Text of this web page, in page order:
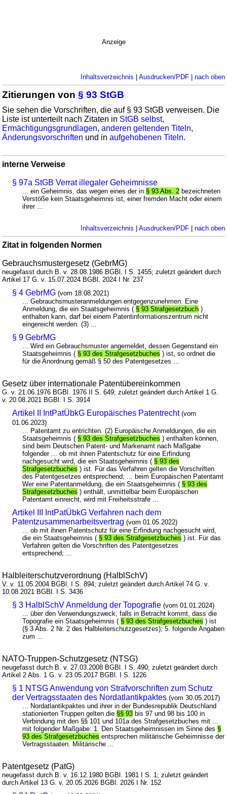
Anzeige
Inhaltsverzeichnis | Ausdrucken/PDF| nach oben
Zitierungen von§ 93 StGB
Sie sehen die Vorschriften, die auf § 93 StGB verweisen. Die
Liste ist unterteilt nach Zitaten in StGB selbst,
Ermächtigungsgrundlagen,anderen geltenden Titeln,
Änderungsvorschriften und inaufgehobenen Titeln.
interne Verweise
§ 97a StGB Verrat illegaler Geheimnisse
... ein Geheimnis, das wegen eines der in § 93 Abs. 2 bezeichneten
Verstöße kein Staatsgeheimnis ist, einer fremden Macht oder einem
ihrer ...
Inhaltsverzeichnis | Ausdrucken/PDF| nach oben
Zitat in folgenden Normen
Gebrauchsmustergesetz (GebrMG)
neugefasst durch B. v. 28.08.1986 BGBl. I S. 1455; zuletzt geändert durch
Artikel 17 G. v. 15.07.2024 BGBl. 2024 I Nr. 237
§ 4 GebrMG (vom 18.08.2021)
... Gebrauchsmusteranmeldungen entgegenzunehmen. Eine
Anmeldung, die ein Staatsgeheimnis ( § 93 Strafgesetzbuch )
enthalten kann, darf bei einem Patentinformationszentrum nicht
eingereicht werden. (3) ...
§ 9 GebrMG
... Wird ein Gebrauchsmuster angemeldet, dessen Gegenstand ein
Staatsgeheimnis ( § 93 des Strafgesetzbuches ) ist, so ordnet die
für die Anordnung gemäß § 50 des Patentgesetzes ...
Gesetz über internationale Patentübereinkommen
G. v. 21.06.1976 BGBl. 1976 II S. 649; zuletzt geändert durch Artikel 1 G.
v. 20.08.2021 BGBl. I S. 3914
Artikel II IntPatÜbkG Europäisches Patentrecht (vom
01.06.2023)
... Patentamt zu entrichten. (2) Europäische Anmeldungen, die ein
Staatsgeheimnis ( § 93 des Strafgesetzbuches ) enthalten können,
sind beim Deutschen Patent- und Markenamt nach Maßgabe
folgender ... ob mit ihnen Patentschutz für eine Erfindung
nachgesucht wird, die ein Staatsgeheimnis ( § 93 des
Strafgesetzbuches ) ist. Für das Verfahren gelten die Vorschriften
des Patentgesetzes entsprechend; ... beim Europäischen Patentamt
Wer eine Patentanmeldung, die ein Staatsgeheimnis ( § 93 des
Strafgesetzbuches ) enthält, unmittelbar beim Europäischen
Patentamt einreicht, wird mit Freiheitsstrafe ...
Artikel III IntPatÜbkG Verfahren nach dem
Patentzusammenarbeitsvertrag (vom 01.05.2022)
... ob mit ihnen Patentschutz für eine Erfindung nachgesucht wird,
die ein Staatsgeheimnis ( § 93 des Strafgesetzbuches ) ist. Für das
Verfahren gelten die Vorschriften des Patentgesetzes
entsprechend; ...
Halbleiterschutzverordnung (HalblSchV)
V. v. 11.05.2004 BGBl. I S. 894; zuletzt geändert durch Artikel 74 G. v.
10.08.2021 BGBl. I S. 3436
§ 3 HalblSchV Anmeldung der Topografie (vom 01.01.2024)
... über den Verwendungszweck, falls in Betracht kommt, dass die
Topografie ein Staatsgeheimnis ( § 93 des Strafgesetzbuches ) ist
(§ 3 Abs. 2 Nr. 2 des Halbleiterschutzgesetzes); 5. folgende Angaben
zum ...
NATO-Truppen-Schutzgesetz (NTSG)
neugefasst durch B. v. 27.03.2008 BGBl. I S. 490; zuletzt geändert durch
Artikel 2 Abs. 1 G. v. 23.05.2017 BGBl. I S. 1226
§ 1 NTSG Anwendung von Strafvorschriften zum Schutz
der Vertragsstaaten des Nordatlantikpaktes (vom 30.05.2017)
... Nordatlantikpaktes und ihrer in der Bundesrepublik Deutschland
stationierten Truppen gelten die §§ 93 bis 97 und 98 bis 100 in
Verbindung mit den §§ 101 und 101a des Strafgesetzbuches mit ...
mit folgender Maßgabe: 1. Den Staatsgeheimnissen im Sinne des §
93 des Strafgesetzbuches entsprechen militärische Geheimnisse der
Vertragsstaaten. Militärische ...
Patentgesetz (PatG)
neugefasst durch B. v. 16.12.1980 BGBl. 1981 I S. 1; zuletzt geändert
durch Artikel 13 G. v. 20.05.2026 BGBl. 2026 I Nr. 152